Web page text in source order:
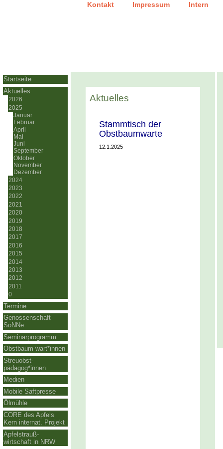
Kontakt Impressum Intern
Startseite
Aktuelles
2026
2025
Januar
Februar
April
Mai
Juni
September
Oktober
November
Dezember
2024
2023
2022
2021
2020
2019
2018
2017
2016
2015
2014
2013
2012
2011
0
Termine
Genossenschaft
SoNNe
Seminarprogramm
Obstbaum-wart*innen
Streuobst-
pädagog*innen
Medien
Mobile Saftpresse
Ölmühle
CORE des Apfels
Kern internat. Projekt
Apfelstrauß-
wirtschaft in NRW
Aktuelles
Stammtisch der
Obstbaumwarte
12.1.2025